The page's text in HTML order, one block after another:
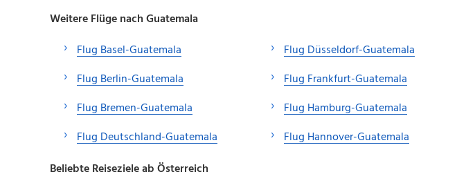
Weitere Flüge nach Guatemala
Flug Basel-Guatemala
Flug Berlin-Guatemala
Flug Bremen-Guatemala
Flug Deutschland-Guatemala
Flug Düsseldorf-Guatemala
Flug Frankfurt-Guatemala
Flug Hamburg-Guatemala
Flug Hannover-Guatemala
Beliebte Reiseziele ab Österreich